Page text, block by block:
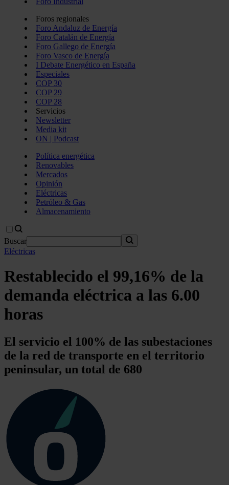
Foros regionales
Foro Andaluz de Energía
Foro Catalán de Energía
Foro Gallego de Energía
Foro Vasco de Energía
I Debate Energético en España
Especiales
COP 30
COP 29
COP 28
Servicios
Newsletter
Media kit
ON | Podcast
Política energética
Renovables
Mercados
Opinión
Eléctricas
Petróleo & Gas
Almacenamiento
Buscar
Eléctricas
Restablecido el 99,16% de la
demanda eléctrica a las 6.00
horas
El servicio el 100% de las subestaciones
de la red de transporte en el territorio
peninsular, un total de 680